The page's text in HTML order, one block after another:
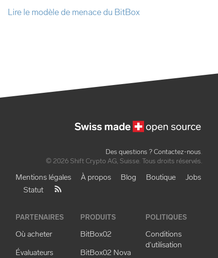
Lire le modèle de menace du BitBox
Des questions ? Contactez-nous.
© 2026 Shift Crypto AG, Suisse. Tous droits réservés.
Mentions légales À propos Blog Boutique
Jobs
Statut
PARTENAIRES
Où acheter
Évaluateurs
PRODUITS
BitBox02
BitBox02 Nova
POLITIQUES
Conditions
d'utilisation